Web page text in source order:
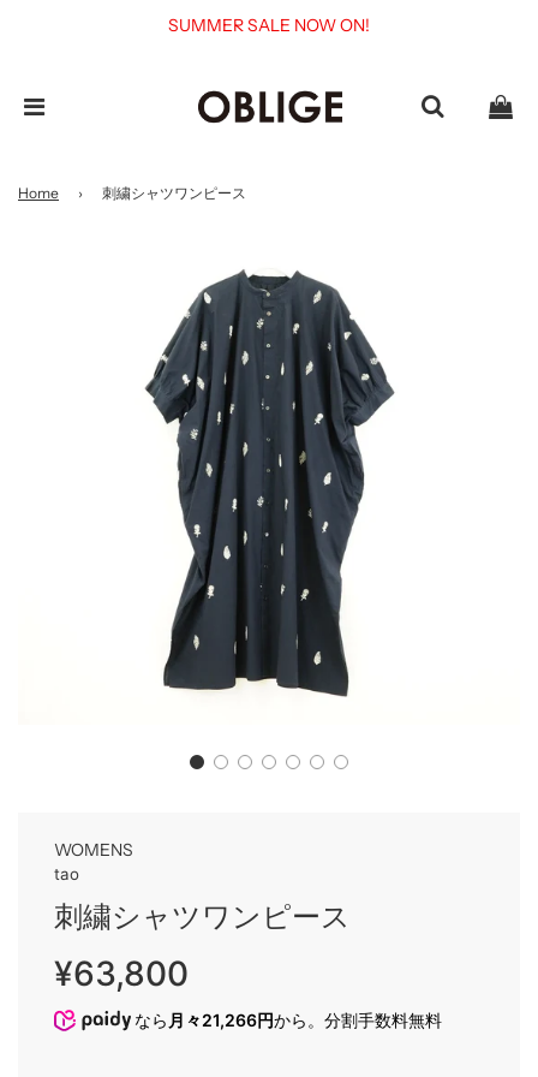
SUMMER SALE NOW ON!
Home › 刺繍シャツワンピース
WOMENS
tao
刺繍シャツワンピース
Sale
price
Regular
price
¥63,800
なら 月々21,266円から。分割手数料無料